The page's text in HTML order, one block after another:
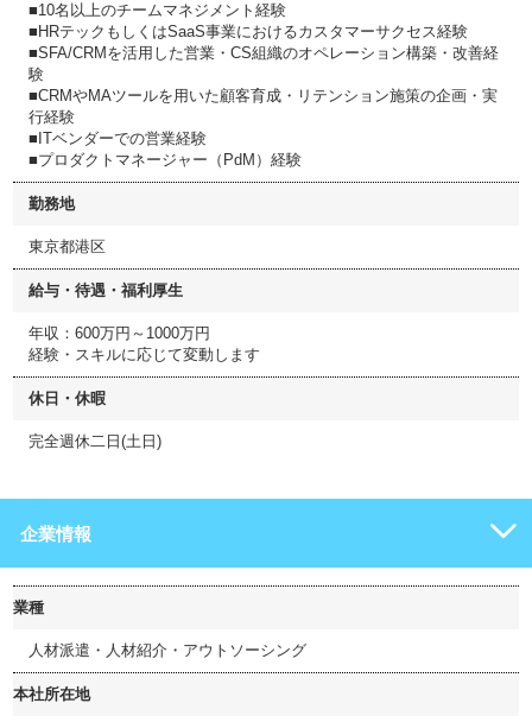
■10名以上のチームマネジメント経験
■HRテックもしくはSaaS事業におけるカスタマーサクセス経験
■SFA/CRMを活用した営業・CS組織のオペレーション構築・改善経
験
■CRMやMAツールを用いた顧客育成・リテンション施策の企画・実
行経験
■ITベンダーでの営業経験
■プロダクトマネージャー（PdM）経験
勤務地
東京都港区
給与・待遇・福利厚生
年収：600万円～1000万円
経験・スキルに応じて変動します
休日・休暇
完全週休二日(土日)
企業情報
業種
人材派遣・人材紹介・アウトソーシング
本社所在地